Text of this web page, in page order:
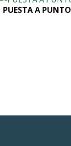
PUESTA A PUNTO